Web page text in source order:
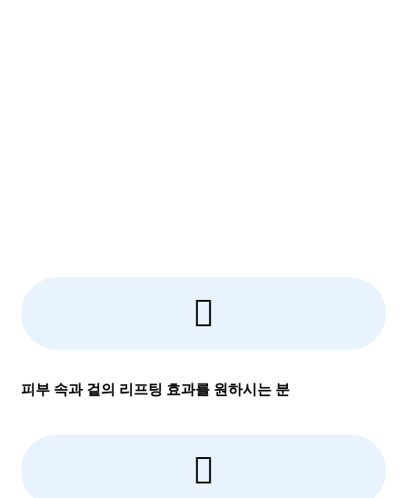
피부 속과 겉의 리프팅 효과를 원하시는 분